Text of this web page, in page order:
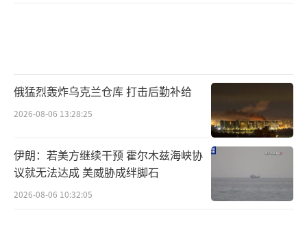
俄猛烈轰炸乌克兰仓库 打击后勤补给
2026-08-06 13:28:25
伊朗：若美方继续干预 霍尔木兹海峡协
议就无法达成 美威胁成绊脚石
2026-08-06 10:32:05